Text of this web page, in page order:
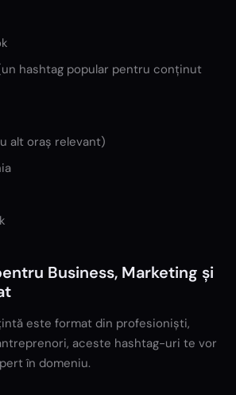
hashtag popular pentru conținut
alt oraș relevant)
Business, Marketing și
este format din profesioniști,
aceste hashtag-uri te vor
în domeniu.